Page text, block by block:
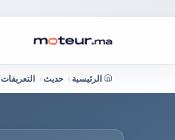
الرئيسية › حديث ›